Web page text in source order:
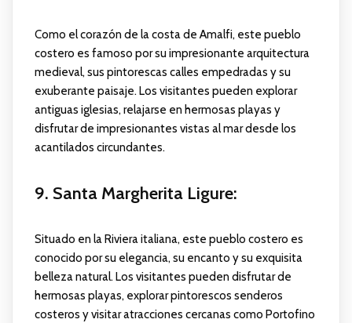
Como el corazón de la costa de Amalfi, este pueblo
costero es famoso por su impresionante arquitectura
medieval, sus pintorescas calles empedradas y su
exuberante paisaje. Los visitantes pueden explorar
antiguas iglesias, relajarse en hermosas playas y
disfrutar de impresionantes vistas al mar desde los
acantilados circundantes.
9. Santa Margherita Ligure:
Situado en la Riviera italiana, este pueblo costero es
conocido por su elegancia, su encanto y su exquisita
belleza natural. Los visitantes pueden disfrutar de
hermosas playas, explorar pintorescos senderos
costeros y visitar atracciones cercanas como Portofino